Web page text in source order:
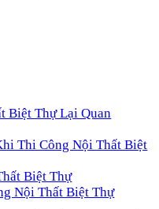
Biệt Thự Lại Quan
Thi Công Nội Thất Biệt
Biệt Thự
Nội Thất Biệt Thự